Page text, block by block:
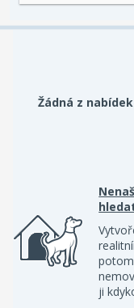
Žádná z
ji